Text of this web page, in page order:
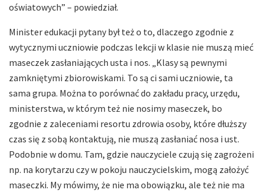
oświatowych” – powiedział.
Minister edukacji pytany był też o to, dlaczego zgodnie z
wytycznymi uczniowie podczas lekcji w klasie nie muszą mieć
maseczek zasłaniających usta i nos. „Klasy są pewnymi
zamkniętymi zbiorowiskami. To są ci sami uczniowie, ta
sama grupa. Można to porównać do zakładu pracy, urzędu,
ministerstwa, w którym też nie nosimy maseczek, bo
zgodnie z zaleceniami resortu zdrowia osoby, które dłuższy
czas się z sobą kontaktują, nie muszą zasłaniać nosa i ust.
Podobnie w domu. Tam, gdzie nauczyciele czują się zagrożeni
np. na korytarzu czy w pokoju nauczycielskim, mogą założyć
maseczki. My mówimy, że nie ma obowiązku, ale też nie ma